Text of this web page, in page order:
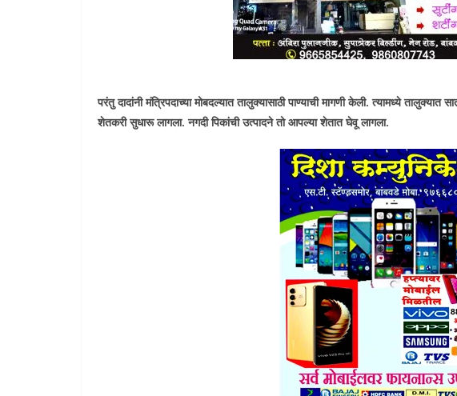
परंतु दादांनी मंत्रिपदाच्या मोबदल्यात तालुक्यासाठी पाण्याची मागणी केली. त्यामध्ये
शेतकरी सुधारू लागला. नगदी पिकांची उत्पादने तो आपल्या शेतात घेवू लागला.